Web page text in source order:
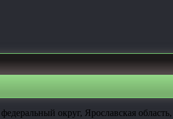
округ, Ярославская